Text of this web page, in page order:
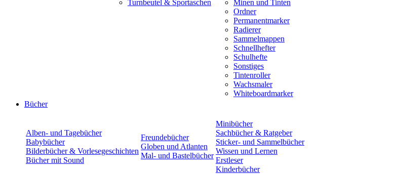
Turnbeutel & Sportaschen
Minen und Tinten
Ordner
Permanentmarker
Radierer
Sammelmappen
Schnellhefter
Schulhefte
Sonstiges
Tintenroller
Wachsmaler
Whiteboardmarker
Bücher
Alben- und Tagebücher
Babybücher
Bilderbücher & Vorlesegeschichten
Bücher mit Sound
Freundebücher
Globen und Atlanten
Mal- und Bastelbücher
Minibücher
Sachbücher & Ratgeber
Sticker- und Sammelbücher
Wissen und Lernen
Erstleser
Kinderbücher